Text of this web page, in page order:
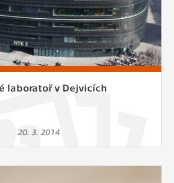
laboratoř v Dejvicích
20. 3. 2014